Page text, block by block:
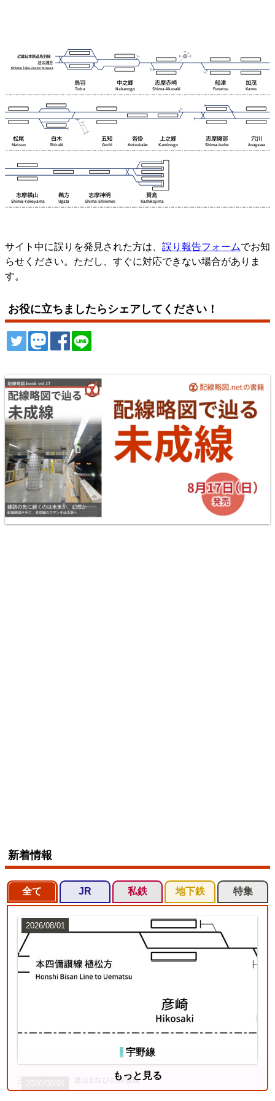
サイト中に誤りを発見された方は、 誤り報告フォームでお知
らせください。ただし、すぐに対応できない場合がありま
す。
お役に立ちましたらシェアしてください！
ツイートトゥート
シェア
新着情報
全て JR 私鉄 地下鉄 特集
宇野線
2026/08/01
もっと見る